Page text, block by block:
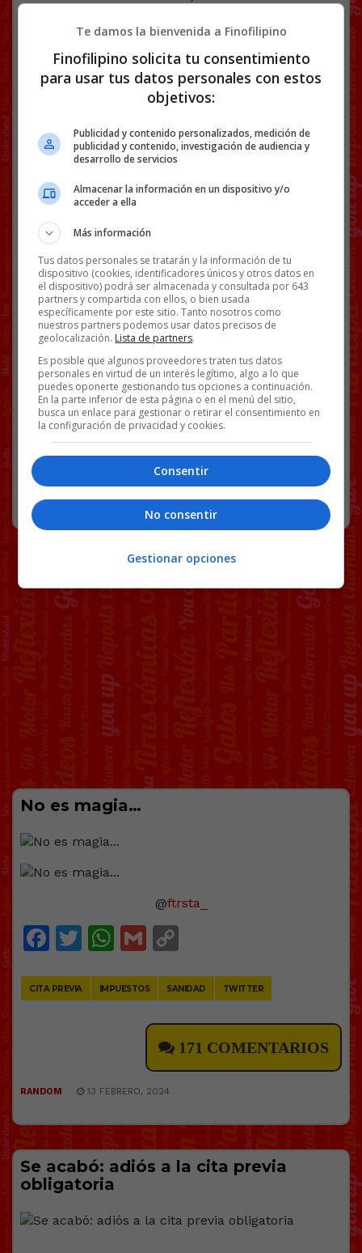
(SEPE) en Mérida. El trabajador, de 56
experiencia en la Administración y
asegura que su única intención ha sido
prestar ayuda a personas que, por
acceder a los servicios básicos del
organismo encargado de gestionar
prestaciones y subsidios por
desempleo. @
cadenaser
Extra: La Guardia Civil apunta a que su jefe le
ordenó «ponerse de perfil» con el hermano de
Sánchez.
Facebook
Twitter
WhatsApp
GmailCopy
Link
CITA PREVIA FUNCIONARIOS NOTICIAS
84 COMENTARIOS
No es magia…
@ftrsta_
Facebook
Twitter
WhatsApp
Gmail
CITA PREVIA IMPUESTOS SANIDAD TWITTER
171 COMENTARIOS
RANDOM 13 FEBRERO, 2024
Se acabó: adiós a la cita previa
obligatoria
Te damos la bienvenida a Finofilipino
Finofilipino solicita tu consentimiento
para usar tus datos personales con estos
objetivos:
Publicidad y contenido personalizados, medición de
publicidad y contenido, investigación de audiencia y
desarrollo de servicios
Almacenar la información en un dispositivo y/o
acceder a ella
Más información
Tus datos personales se tratarán y la información de tu
dispositivo (cookies, identificadores únicos y otros datos en
el dispositivo) podrá ser almacenada y consultada por 643
partners y compartida con ellos, o bien usada
específicamente por este sitio. Tanto nosotros como
nuestros partners podemos usar datos precisos de
geolocalización. Lista de partners.
Es posible que algunos proveedores traten tus datos
personales en virtud de un interés legítimo, algo a lo que
puedes oponerte gestionando tus opciones a continuación.
En la parte inferior de esta página o en el menú del sitio,
busca un enlace para gestionar o retirar el consentimiento en
la configuración de privacidad y cookies.
Consentir
No consentir
Gestionar opciones